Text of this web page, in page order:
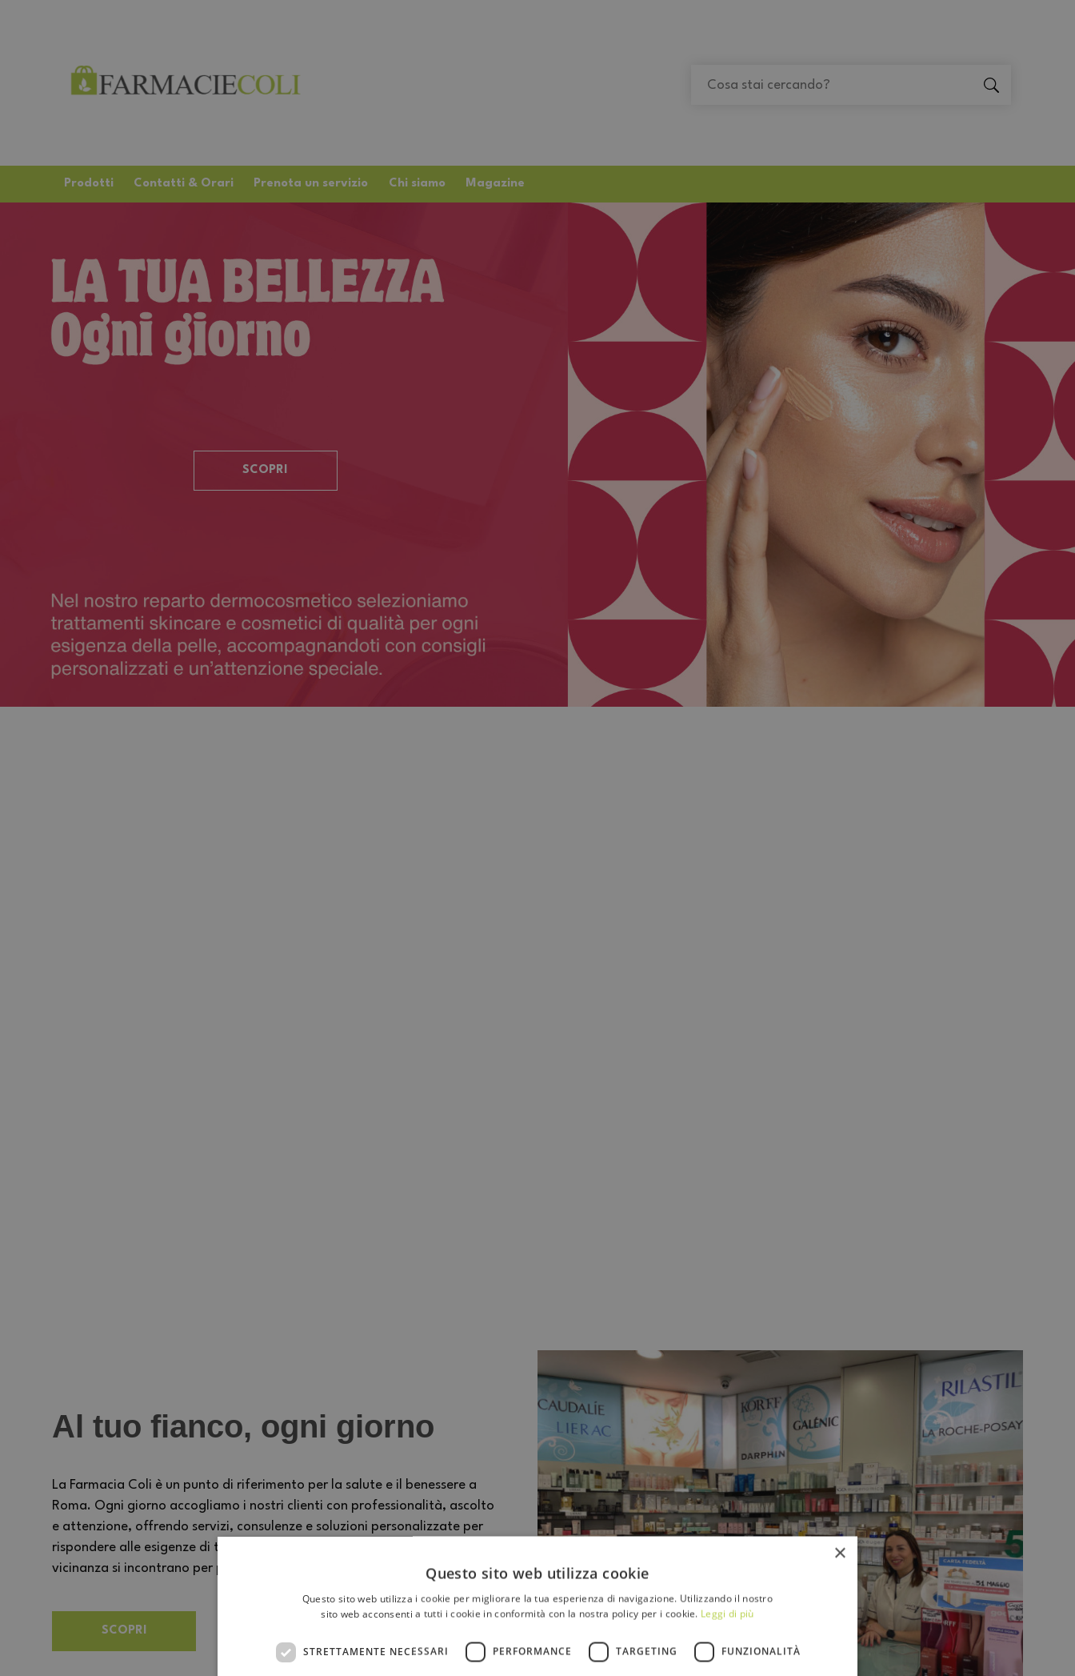
"Cerca
Prodotti Contatti & Orari Prenota un servizio Chi siamo Magazine
SCOPRI
Al tuo fianco, ogni giorno
La Farmacia Coli è un punto di riferimento per la salute e il benessere a
Roma. Ogni giorno accogliamo i nostri clienti con professionalità, ascolto
e attenzione, offrendo servizi, consulenze e soluzioni personalizzate per
rispondere alle esigenze di tutta la famiglia. Un luogo dove competenza e
vicinanza si incontrano per prendersi cura delle persone.
SCOPRI
×
Questo sito web utilizza cookie
Questo sito web utilizza i cookie per migliorare la tua esperienza di navigazione. Utilizzando il nostro
sito web acconsenti a tutti i cookie in conformità con la nostra policy per i cookie. Leggi di più
STRETTAMENTE NECESSARI PERFORMANCE TARGETING FUNZIONALITÀ